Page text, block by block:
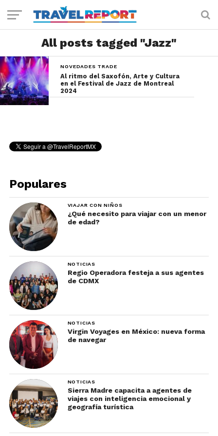
All posts tagged "Jazz"
NOVEDADES TRADE
Al ritmo del Saxofón, Arte y Cultura
en el Festival de Jazz de Montreal
2024
Populares
VIAJAR CON NIÑOS
¿Qué necesito para viajar con un menor
de edad?
NOTICIAS
Regio Operadora festeja a sus agentes
de CDMX
NOTICIAS
Virgin Voyages en México: nueva forma
de navegar
NOTICIAS
Sierra Madre capacita a agentes de
viajes con inteligencia emocional y
geografía turística